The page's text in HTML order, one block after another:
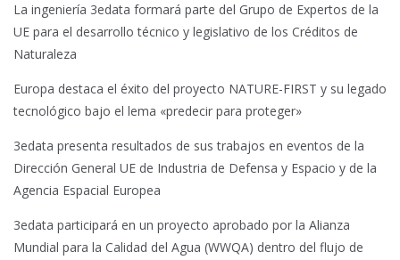
La ingeniería 3edata formará parte del Grupo de Expertos de la
UE para el desarrollo técnico y legislativo de los Créditos de
Naturaleza
Europa destaca el éxito del proyecto NATURE-FIRST y su legado
tecnológico bajo el lema «predecir para proteger»
3edata presenta resultados de sus trabajos en eventos de la
Dirección General UE de Industria de Defensa y Espacio y de la
Agencia Espacial Europea
3edata participará en un proyecto aprobado por la Alianza
Mundial para la Calidad del Agua (WWQA) dentro del flujo de